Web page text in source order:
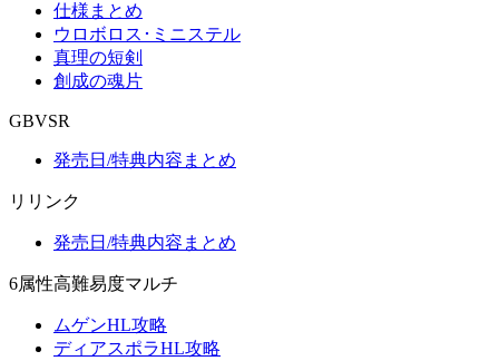
仕様まとめ
ウロボロス･ミニステル
真理の短剣
創成の魂片
GBVSR
発売日/特典内容まとめ
リリンク
発売日/特典内容まとめ
6属性高難易度マルチ
ムゲンHL攻略
ディアスポラHL攻略